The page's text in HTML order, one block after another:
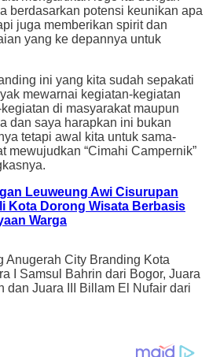
berdasarkan potensi keunikan apa
juga memberikan spirit dan
yang ke depannya untuk
ini yang kita sudah sepakati
mewarnai kegiatan-kegiatan
di masyarakat maupun
dan saya harapkan ini bukan
tetapi awal kita untuk sama-
mewujudkan “Cimahi Campernik”
Leuweung Awi Cisurupan
Kota Dorong Wisata Berbasis
Warga
Anugerah City Branding Kota
I Samsul Bahrin dari Bogor, Juara
dan Juara III Billam El Nufair dari